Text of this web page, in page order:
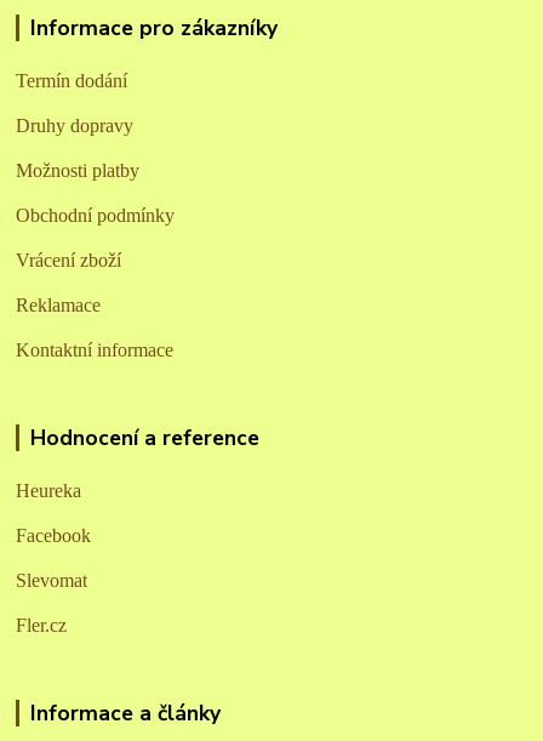
Informace pro zákazníky
Termín dodání
Druhy dopravy
Možnosti platby
Obchodní podmínky
Vrácení zboží
Reklamace
Kontaktní informace
Hodnocení a reference
Heureka
Facebook
Slevomat
Fler.cz
Informace a články